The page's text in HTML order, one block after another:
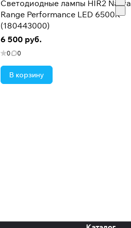
Светодиодные лампы HIR2 Narva
Range Performance LED 6500K
(180443000)
6 500 руб.
0 0
В корзину